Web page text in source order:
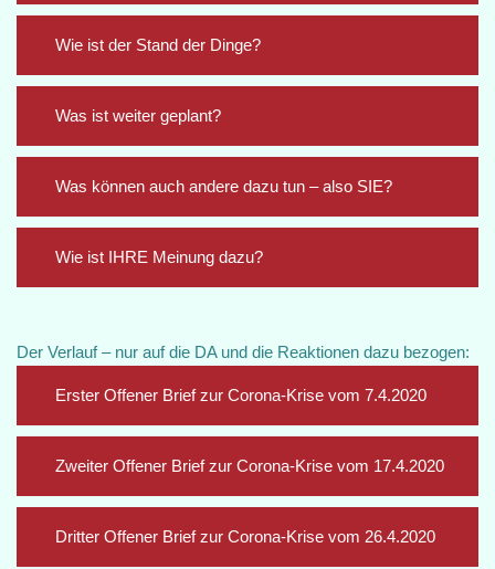
Wie ist der Stand der Dinge?
Was ist weiter geplant?
Was können auch andere dazu tun – also SIE?
Wie ist IHRE Meinung dazu?
Der Verlauf – nur auf die DA und die Reaktionen dazu bezogen:
Erster Offener Brief zur Corona-Krise vom 7.4.2020
Zweiter Offener Brief zur Corona-Krise vom 17.4.2020
Dritter Offener Brief zur Corona-Krise vom 26.4.2020